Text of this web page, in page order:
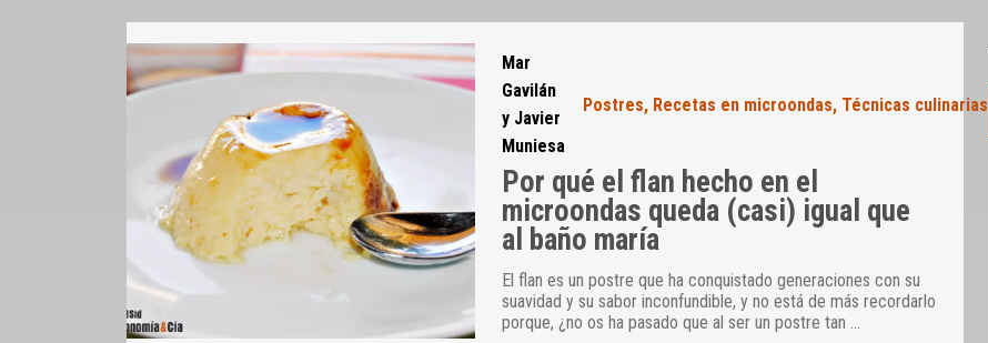
Mar
Gavilán
y Javier
Muniesa
Postres, Recetas en microondas, Técnicas culinarias
Por qué el flan hecho en el
microondas queda (casi) igual que
al baño maría
El flan es un postre que ha conquistado generaciones con su
suavidad y su sabor inconfundible, y no está de más recordarlo
porque, ¿no os ha pasado que al ser un postre tan …